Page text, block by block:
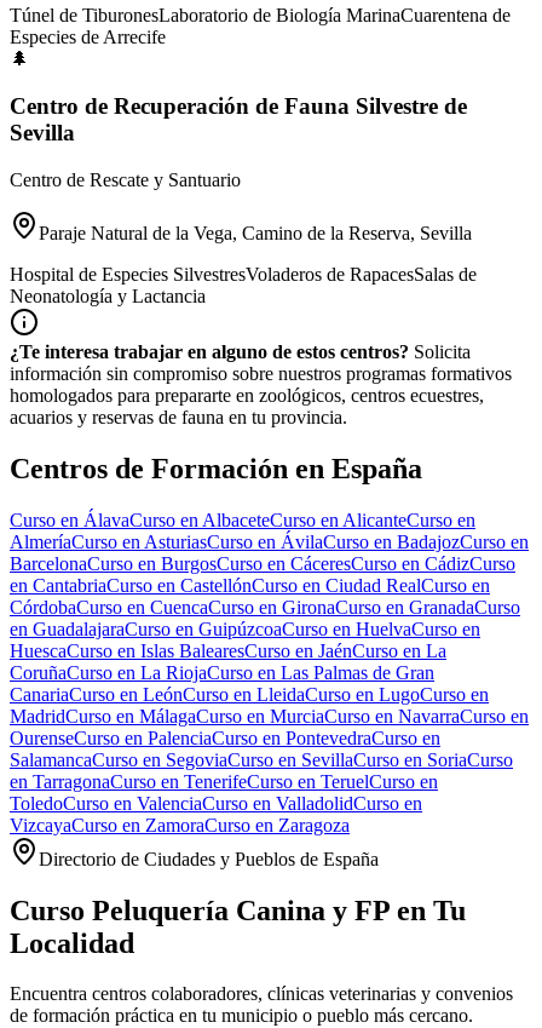
Túnel de TiburonesLaboratorio de Biología MarinaCuarentena de
Especies de Arrecife
🌲
Centro de Recuperación de Fauna Silvestre de
Sevilla
Centro de Rescate y Santuario
Paraje Natural de la Vega, Camino de la Reserva, Sevilla
Hospital de Especies SilvestresVoladeros de RapacesSalas de
Neonatología y Lactancia
¿Te interesa trabajar en alguno de estos centros? Solicita
información sin compromiso sobre nuestros programas formativos
homologados para prepararte en zoológicos, centros ecuestres,
acuarios y reservas de fauna en tu provincia.
Centros de Formación en España
Curso en ÁlavaCurso en AlbaceteCurso en AlicanteCurso en
AlmeríaCurso en AsturiasCurso en ÁvilaCurso en BadajozCurso en
BarcelonaCurso en BurgosCurso en CáceresCurso en CádizCurso
en CantabriaCurso en CastellónCurso en Ciudad RealCurso en
CórdobaCurso en CuencaCurso en GironaCurso en GranadaCurso
en GuadalajaraCurso en GuipúzcoaCurso en HuelvaCurso en
HuescaCurso en Islas BalearesCurso en JaénCurso en La
CoruñaCurso en La RiojaCurso en Las Palmas de Gran
CanariaCurso en LeónCurso en LleidaCurso en LugoCurso en
MadridCurso en MálagaCurso en MurciaCurso en NavarraCurso en
OurenseCurso en PalenciaCurso en PontevedraCurso en
SalamancaCurso en SegoviaCurso en SevillaCurso en SoriaCurso
en TarragonaCurso en TenerifeCurso en TeruelCurso en
ToledoCurso en ValenciaCurso en ValladolidCurso en
VizcayaCurso en ZamoraCurso en Zaragoza
Directorio de Ciudades y Pueblos de España
Curso Peluquería Canina y FP en Tu
Localidad
Encuentra centros colaboradores, clínicas veterinarias y convenios
de formación práctica en tu municipio o pueblo más cercano.